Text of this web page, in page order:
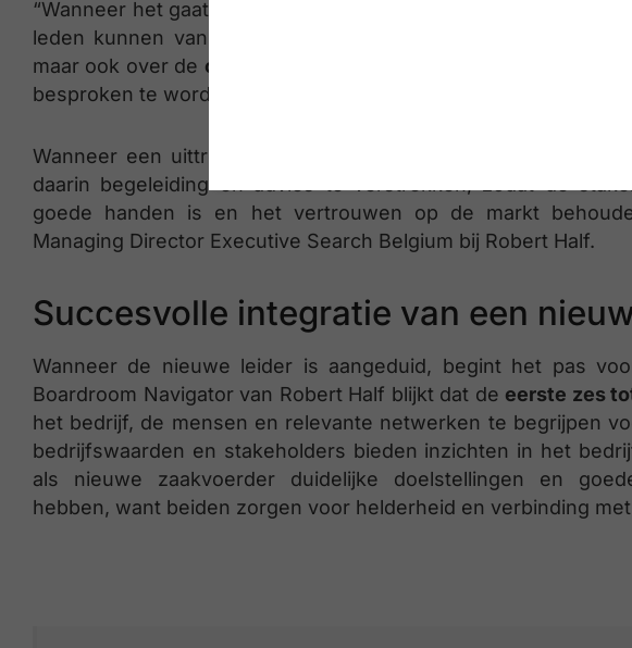
“Wanneer het gaat over succession planning, speelt de Raad
leden kunnen vanuit hun positie onafhankelijke inzichten
maar ook over de onboarding
van de nieuwe leider.
besproken te worden, zodat men nadien niet voor verrassingen
Wanneer een uittredende manager moeite heeft met de
daarin begeleiding en advies te verstrekken, zodat de
goede handen is en het vertrouwen op de markt
Managing Director Executive Search Belgium bij Robert Half.
Succesvolle integratie van een
Wanneer de nieuwe leider is aangeduid, begint het pas
Boardroom Navigator van Robert Half blijkt dat de eerste zes
het bedrijf, de mensen en relevante netwerken te begrijpen
bedrijfswaarden en stakeholders bieden inzichten in het
als nieuwe zaakvoerder duidelijke doelstellingen en
hebben, want beiden zorgen voor helderheid en verbinding met